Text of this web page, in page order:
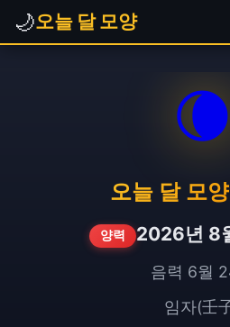
🌙오늘 달 모양
🌘
오늘 달 모양
양력 2026년 8
음력 6월
임자(壬